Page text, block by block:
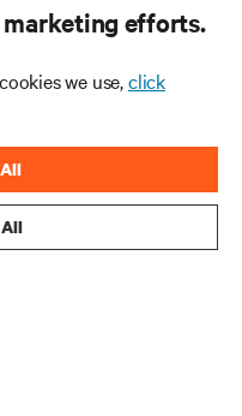
tendências em
com as discussões
sobre
e de data center.
marketing efforts.
we use,click